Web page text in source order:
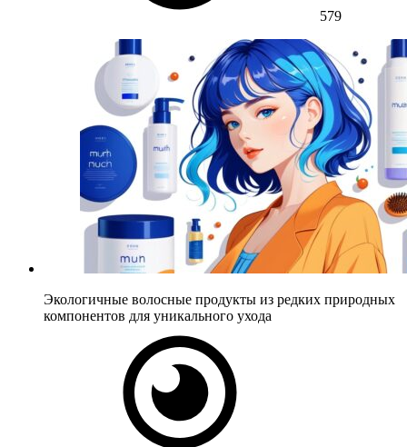
579
Экологичные волосные продукты из редких природных
компонентов для уникального ухода